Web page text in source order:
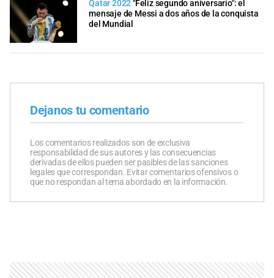
Qatar 2022"Feliz segundo aniversario": el
mensaje de Messi a dos años de la conquista
del Mundial
Dejanos tu comentario
Los comentarios realizados son de exclusiva
responsabilidad de sus autores y las consecuencias
derivadas de ellos pueden ser pasibles de las sanciones
legales que correspondan. Evitar comentarios ofensivos o
que no respondan al tema abordado en la información.